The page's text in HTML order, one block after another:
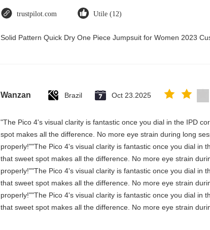
trustpilot.com Utile (12)
Solid Pattern Quick Dry One Piece Jumpsuit for Women 2023
Wanzan Brazil Oct 23.2025
"The Pico 4's visual clarity is fantastic once you dial in the IPD
spot makes all the difference. No more eye strain during long
properly!""The Pico 4's visual clarity is fantastic once you dial in
that sweet spot makes all the difference. No more eye strain
properly!""The Pico 4's visual clarity is fantastic once you dial in
that sweet spot makes all the difference. No more eye strain
properly!""The Pico 4's visual clarity is fantastic once you dial in
that sweet spot makes all the difference. No more eye strain